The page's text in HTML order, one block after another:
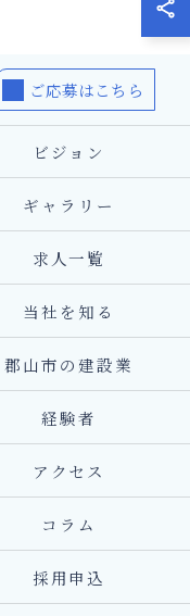
ご応募はこちら
ビジョン
ギャラリー
求人一覧
当社を知る
郡山市の建設業
経験者
アクセス
コラム
採用申込